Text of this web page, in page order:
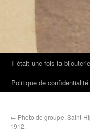
Il était une fois la bijouterie
Politique de confidentialité
← Photo de groupe, Saint-
1912.